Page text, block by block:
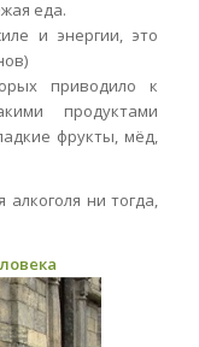
еда.
и энергии, это
приводило к
продуктами
фрукты, мёд,
алкоголя ни тогда,